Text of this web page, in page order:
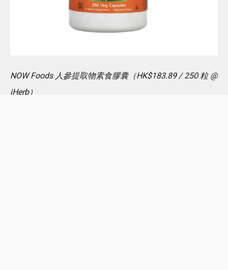
NOW Foods 人參提取物素食膠囊（HK$183.89 / 250 粒 @
iHerb）